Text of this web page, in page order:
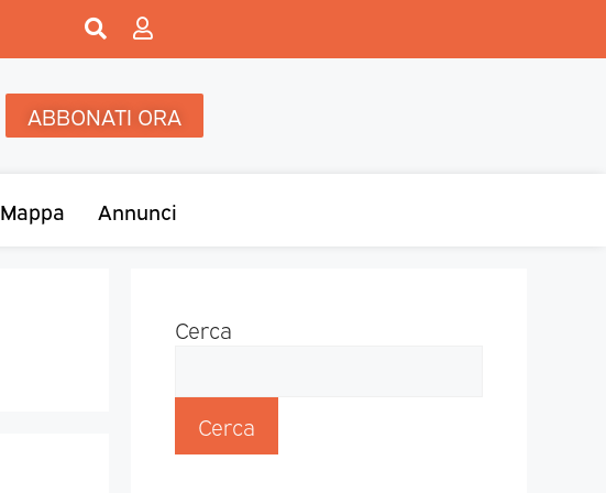
ABBONATI ORA
Mappa Annunci
Cerca
Cerca